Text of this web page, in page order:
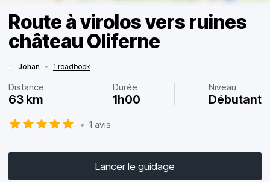
Route à virolos vers ruines
château Oliferne
Johan • 1 roadbook
Distance
63 km
Durée
1h00
Niveau
Débutant
• 1 avis
Lancer le guidage